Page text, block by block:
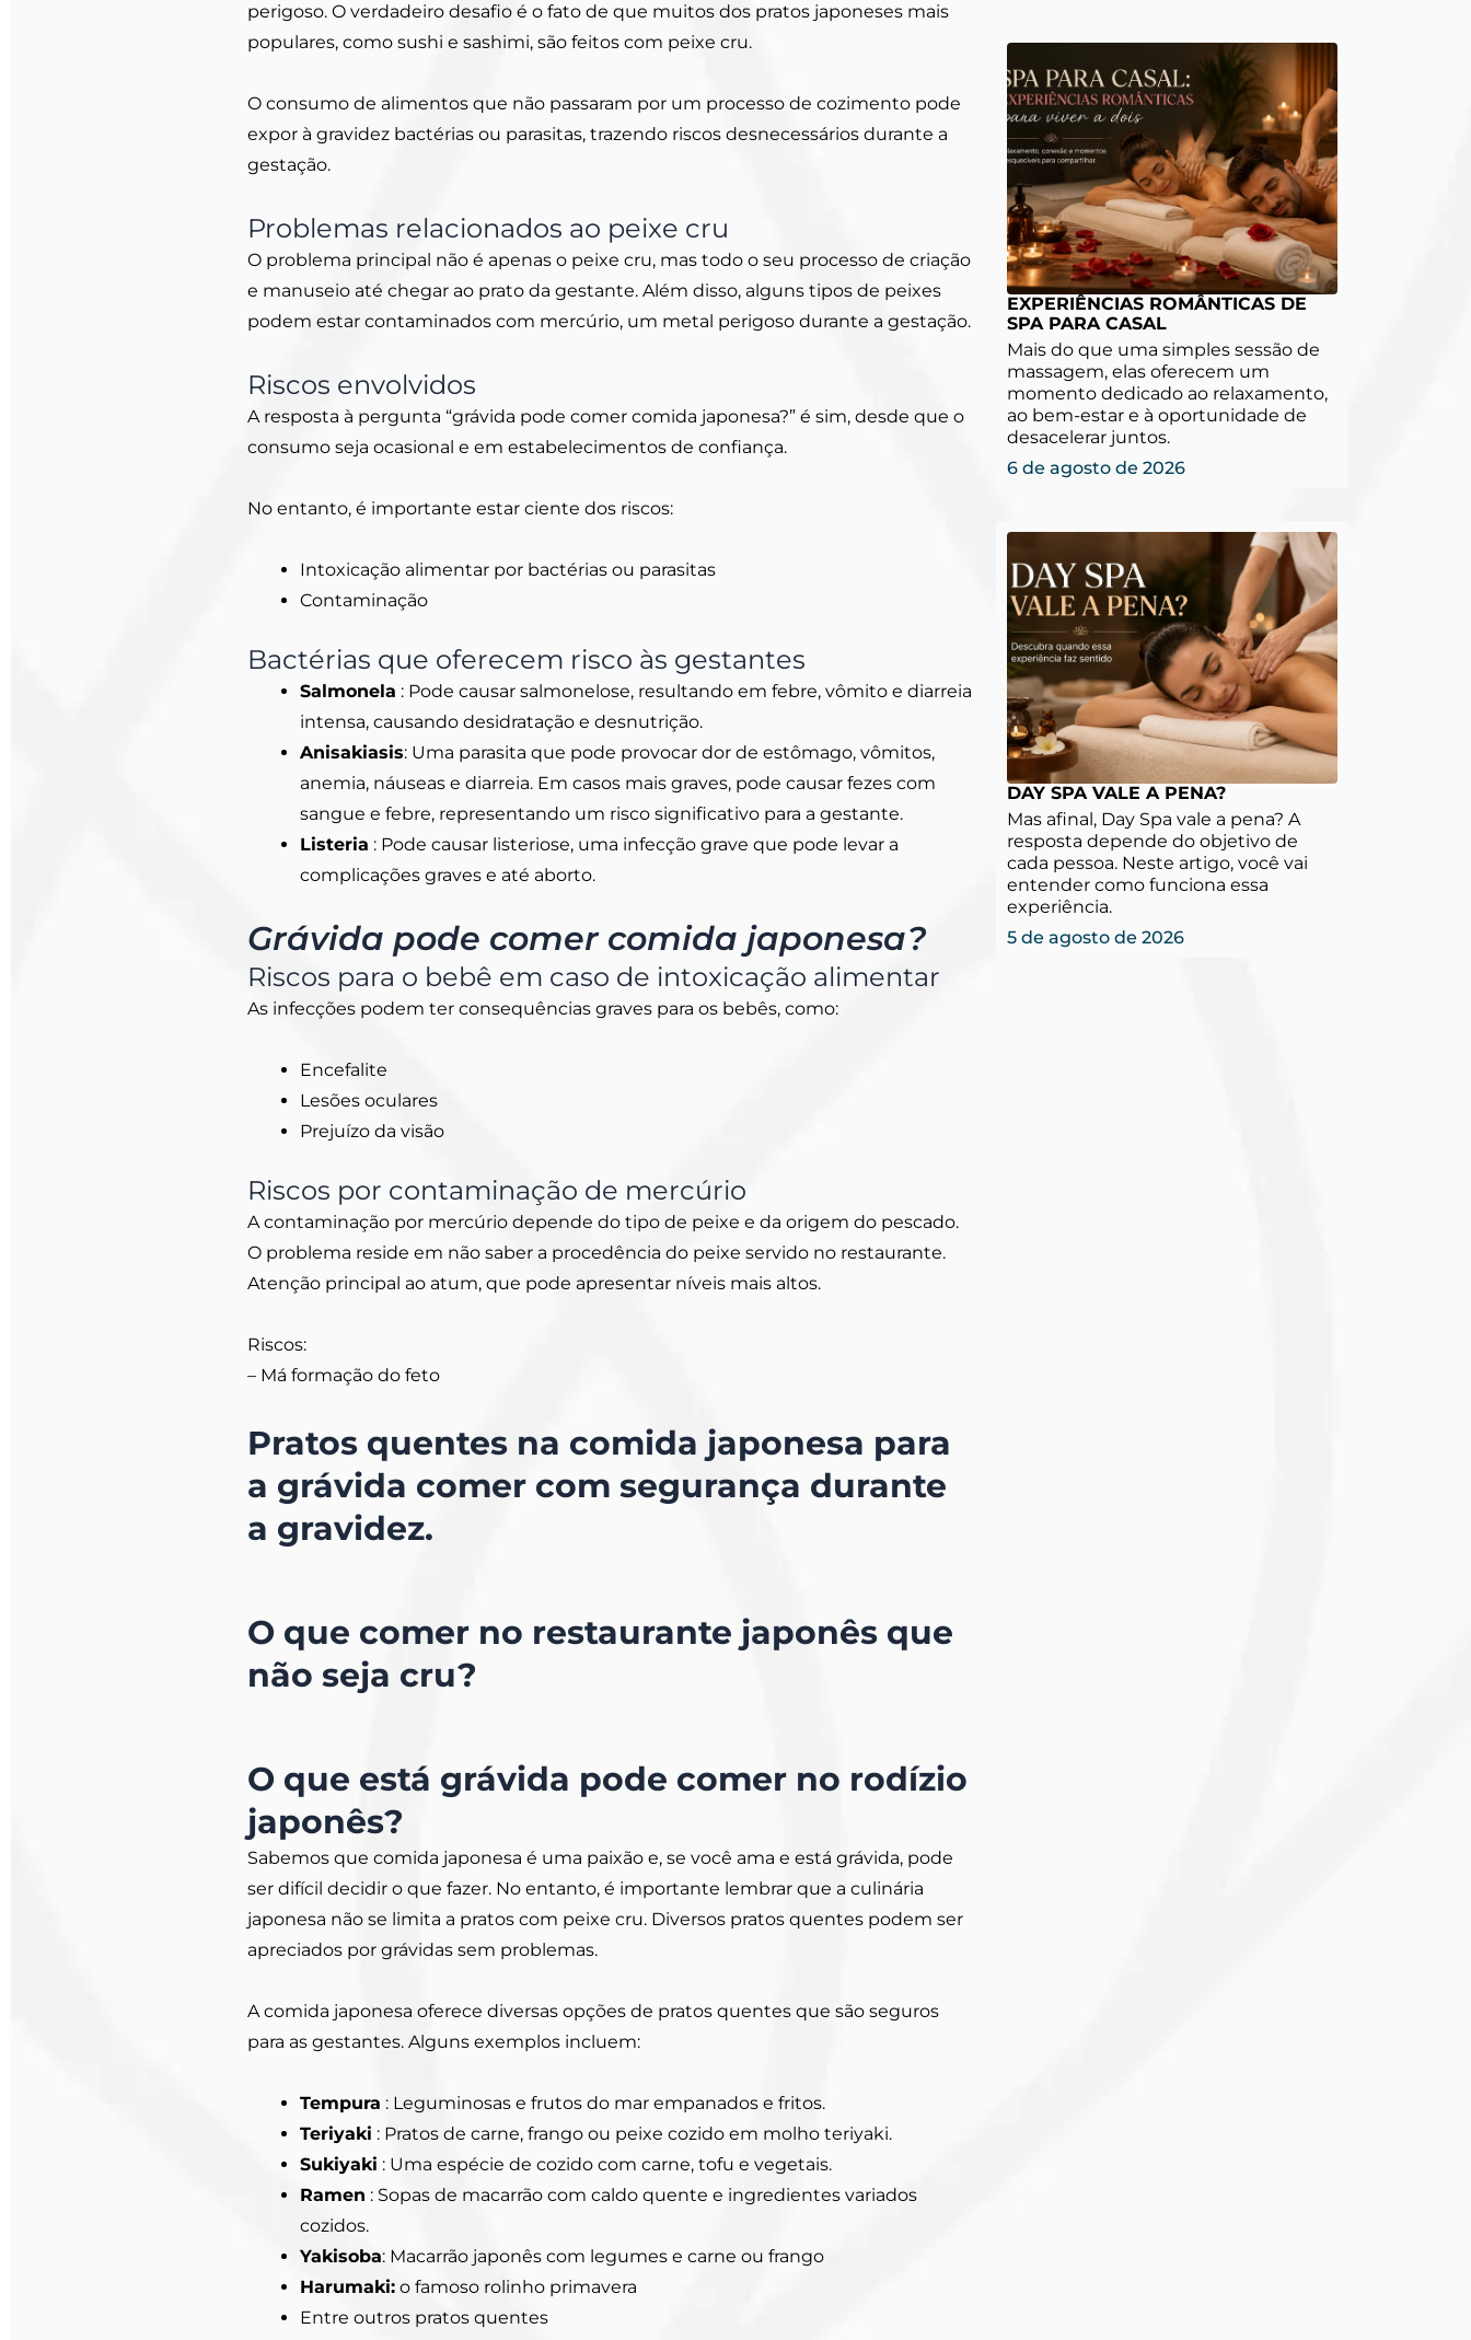
perigoso. O verdadeiro desafio é o fato de que muitos dos pratos japoneses mais
populares, como sushi e sashimi, são feitos com peixe cru.
O consumo de alimentos que não passaram por um processo de cozimento pode
expor à gravidez bactérias ou parasitas, trazendo riscos desnecessários durante a
gestação.
Problemas relacionados ao peixe cru
O problema principal não é apenas o peixe cru, mas todo o seu processo de criação
e manuseio até chegar ao prato da gestante. Além disso, alguns tipos de peixes
podem estar contaminados com mercúrio, um metal perigoso durante a gestação.
Riscos envolvidos
A resposta à pergunta “grávida pode comer comida japonesa?” é sim, desde que o
consumo seja ocasional e em estabelecimentos de confiança.
No entanto, é importante estar ciente dos riscos:
Intoxicação alimentar por bactérias ou parasitas
Contaminação
Bactérias que oferecem risco às gestantes
Salmonela : Pode causar salmonelose, resultando em febre, vômito e diarreia
intensa, causando desidratação e desnutrição.
Anisakiasis: Uma parasita que pode provocar dor de estômago, vômitos,
anemia, náuseas e diarreia. Em casos mais graves, pode causar fezes com
sangue e febre, representando um risco significativo para a gestante.
Listeria : Pode causar listeriose, uma infecção grave que pode levar a
complicações graves e até aborto.
Grávida pode comer comida japonesa?
Riscos para o bebê em caso de intoxicação alimentar
As infecções podem ter consequências graves para os bebês, como:
Encefalite
Lesões oculares
Prejuízo da visão
Riscos por contaminação de mercúrio
A contaminação por mercúrio depende do tipo de peixe e da origem do pescado.
O problema reside em não saber a procedência do peixe servido no restaurante.
Atenção principal ao atum, que pode apresentar níveis mais altos.
Riscos:
– Má formação do feto
Pratos quentes na comida japonesa para
a grávida comer com segurança durante
a gravidez.
O que comer no restaurante japonês que
não seja cru?
O que está grávida pode comer no rodízio
japonês?
Sabemos que comida japonesa é uma paixão e, se você ama e está grávida, pode
ser difícil decidir o que fazer. No entanto, é importante lembrar que a culinária
japonesa não se limita a pratos com peixe cru. Diversos pratos quentes podem ser
apreciados por grávidas sem problemas.
A comida japonesa oferece diversas opções de pratos quentes que são seguros
para as gestantes. Alguns exemplos incluem:
Tempura : Leguminosas e frutos do mar empanados e fritos.
Teriyaki : Pratos de carne, frango ou peixe cozido em molho teriyaki.
Sukiyaki : Uma espécie de cozido com carne, tofu e vegetais.
Ramen : Sopas de macarrão com caldo quente e ingredientes variados
cozidos.
Yakisoba: Macarrão japonês com legumes e carne ou frango
Harumaki: o famoso rolinho primavera
Entre outros pratos quentes
EXPERIÊNCIAS ROMÂNTICAS DE
SPA PARA CASAL
Mais do que uma simples sessão de
massagem, elas oferecem um
momento dedicado ao relaxamento,
ao bem-estar e à oportunidade de
desacelerar juntos.
6 de agosto de 2026
DAY SPA VALE A PENA?
Mas afinal, Day Spa vale a pena? A
resposta depende do objetivo de
cada pessoa. Neste artigo, você vai
entender como funciona essa
experiência.
5 de agosto de 2026